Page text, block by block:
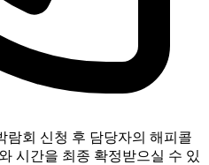
람회 신청 후 담당자의 해피콜
시간을 최종 확정받으실 수 있